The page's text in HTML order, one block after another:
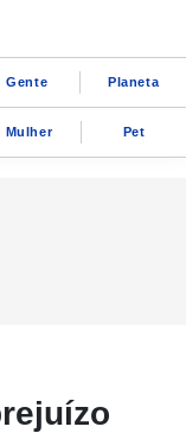
Gente Planeta
Mulher Pet